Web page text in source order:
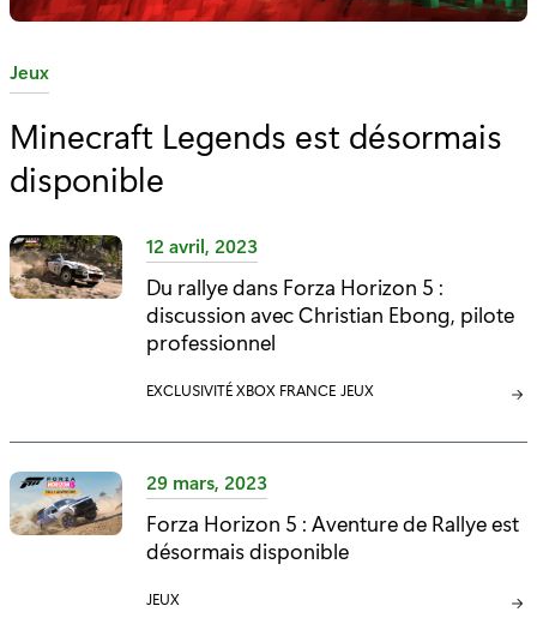
C
t
g
o
r
i
Jeux
Minecraft Legends est désormais
disponible
12 avril, 2023
Du rallye dans Forza Horizon 5 :
discussion avec Christian Ebong, pilote
professionnel
C
T
G
O
R
E
EXCLUSIVITÉ XBOX FRANCE C
T
O
R
JEUX
29 mars, 2023
Forza Horizon 5 : Aventure de Rallye est
désormais disponible
C
JEUX